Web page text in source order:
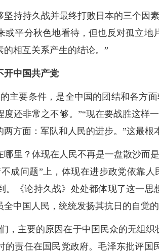
持持久战并最终打败日本的三个因
平分秋色地看待，但也反对孤立地
相互关系产生的结论。”
开中国共产党
主要条件，是全中国的团结和各方
还非常之不够。”“现在要战胜这样
方面：军队和人民的进步。”这最根
里？体现在人民不再是一盘散沙而
成问题”上，体现在进步政党依靠
。《论持久战》处处都体现了这一
中国人民，统统发扬其抗日的自觉
，主要的原因在于中国民众的无组
的责任在国民党政府。毛泽东批评